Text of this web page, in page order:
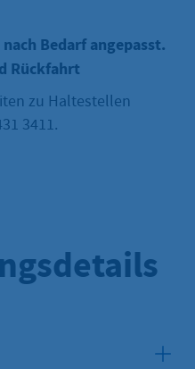
Bedarf angepasst.
Rückfahrt
zu Haltestellen
3411.